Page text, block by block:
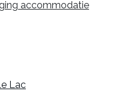
accommodatie
Lac